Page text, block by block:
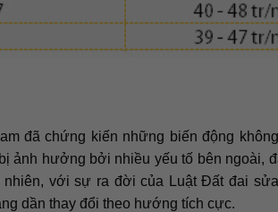
đã chứng kiến những biến động
ảnh hưởng bởi nhiều yếu tố bên ngoài,
với sự ra đời của Luật Đất đai
dần thay đổi theo hướng tích cực.